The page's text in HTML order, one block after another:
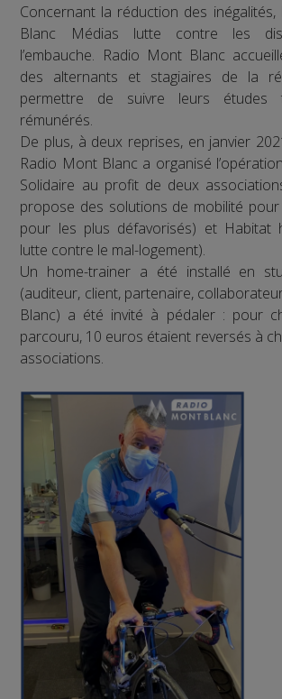
Concernant la réduction des
Blanc Médias lutte contre les
l’embauche. Radio Mont Blanc
des alternants et stagiaires de la
permettre de suivre leurs
rémunérés.
De plus, à deux reprises, en janvier
Radio Mont Blanc a organisé
Solidaire au profit de deux
propose des solutions de mobilité
pour les plus défavorisés) et Habitat
lutte contre le mal-logement).
Un home-trainer a été installé en
(auditeur, client, partenaire,
Blanc) a été invité à pédaler : pour
parcouru, 10 euros étaient reversés à
associations.